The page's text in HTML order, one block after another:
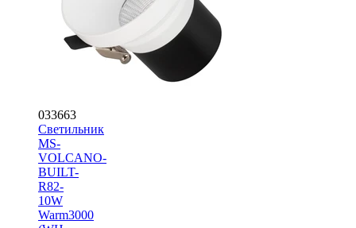
033663
Светильник
MS-
VOLCANO-
BUILT-
R82-
10W
Warm3000